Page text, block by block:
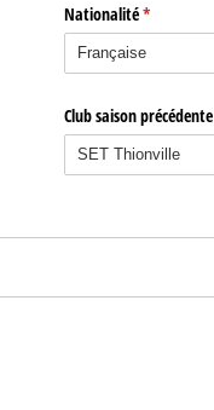
Nationalité*
(requis)
Club saison précédente